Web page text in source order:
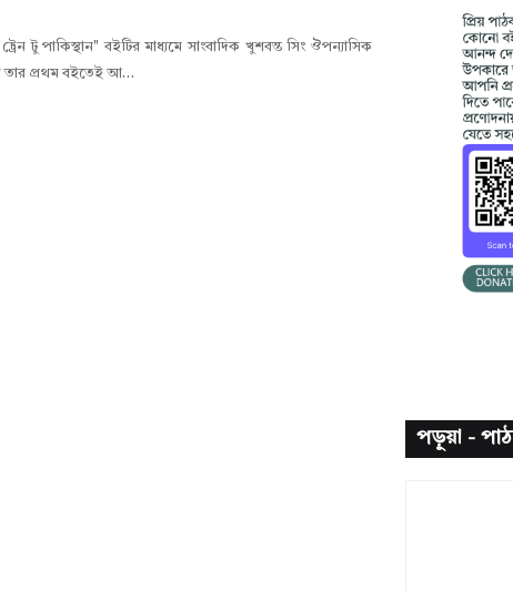
টু পাকিস্থান" বইটির মাধ্যমে সাংবাদিক খুশবন্ত সিং ঔপন্যাসিক
তার প্রথম বইতেই আ…
পড়ুয়া -